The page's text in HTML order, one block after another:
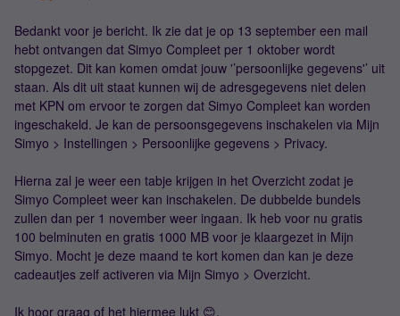
Bedankt voor je bericht. Ik zie dat je op 13 september een mail
hebt ontvangen dat Simyo Compleet per 1 oktober wordt
stopgezet. Dit kan komen omdat jouw '’persoonlijke gegevens'’ uit
staan. Als dit uit staat kunnen wij de adresgegevens niet delen
met KPN om ervoor te zorgen dat Simyo Compleet kan worden
ingeschakeld. Je kan de persoonsgegevens inschakelen via Mijn
Simyo > Instellingen > Persoonlijke gegevens > Privacy.
Hierna zal je weer een tabje krijgen in het Overzicht zodat je
Simyo Compleet weer kan inschakelen. De dubbelde bundels
zullen dan per 1 november weer ingaan. Ik heb voor nu gratis
100 belminuten en gratis 1000 MB voor je klaargezet in Mijn
Simyo. Mocht je deze maand te kort komen dan kan je deze
cadeautjes zelf activeren via Mijn Simyo > Overzicht.
Ik hoor graag of het hiermee lukt 😊.